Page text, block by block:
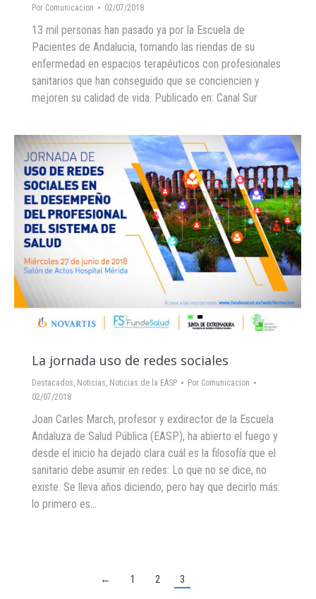
Por Comunicacion 02/07/2018
13 mil personas han pasado ya por la Escuela de
Pacientes de Andalucia, tomando las riendas de su
enfermedad en espacios terapéuticos con profesionales
sanitarios que han conseguido que se conciencien y
mejoren su calidad de vida. Publicado en: Canal Sur
La jornada uso de redes sociales
Destacados, Noticias, Noticias de la EASP Por Comunicacion
02/07/2018
Joan Carles March, profesor y exdirector de la Escuela
Andaluza de Salud Pública (EASP), ha abierto el fuego y
desde el inicio ha dejado clara cuál es la filosofía que el
sanitario debe asumir en redes: Lo que no se dice, no
existe. Se lleva años diciendo, pero hay que decirlo más:
lo primero es…
← 1 2 3